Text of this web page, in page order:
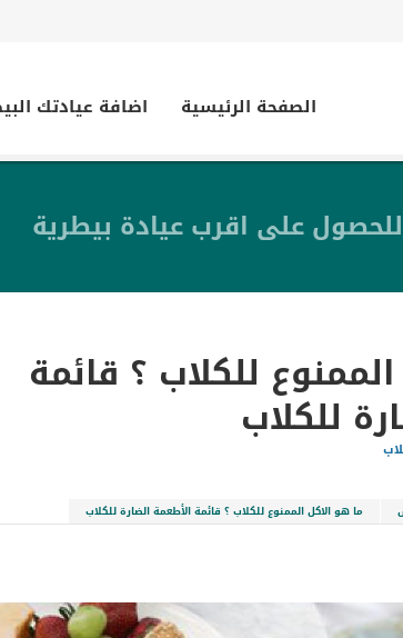
الصفحة الرئيسية اضافة عيادتك
للحصول على اقرب عيادة بيطرية
للكلاب ؟ قائمة
للكلاب
ما هو الاكل الممنوع للكلاب ؟ قائمة الأطعمة الضارة للكلاب